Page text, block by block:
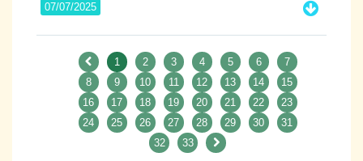
07/07/2025
1 2 3 4 5 6
7
8
9 10 11 12 13 14
15
16
17 18 19 20 21 22
23
24
25 26 27 28 29 30
31
32
33